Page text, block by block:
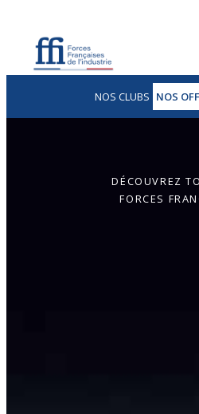
NOS CLUBS NOS
DÉCOUVREZ
FORCES